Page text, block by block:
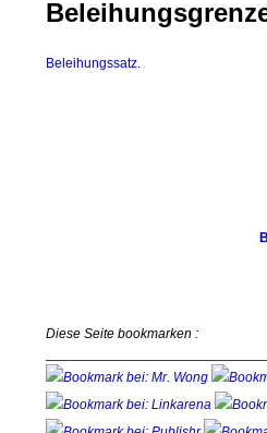
Beleihungssatz.
Diese Seite bookmarken :